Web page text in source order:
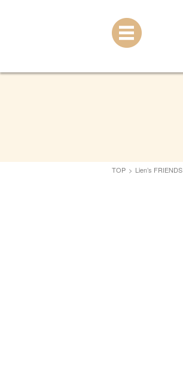
TOP > Lien’s FRIENDS